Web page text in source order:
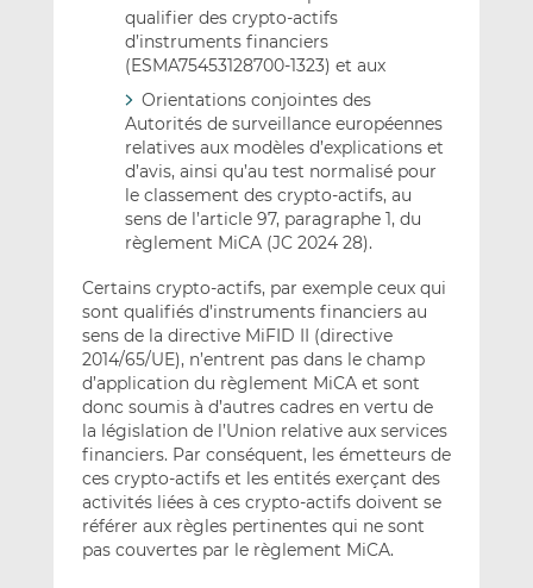
qualifier des crypto-actifs
d’instruments financiers
(ESMA75453128700-1323) et aux
Orientations conjointes des
Autorités de surveillance européennes
relatives aux modèles d’explications et
d’avis, ainsi qu’au test normalisé pour
le classement des crypto-actifs, au
sens de l’article 97, paragraphe 1, du
règlement MiCA (JC 2024 28).
Certains crypto-actifs, par exemple ceux qui
sont qualifiés d’instruments financiers au
sens de la directive MiFID II (directive
2014/65/UE), n’entrent pas dans le champ
d’application du règlement MiCA et sont
donc soumis à d’autres cadres en vertu de
la législation de l’Union relative aux services
financiers. Par conséquent, les émetteurs de
ces crypto-actifs et les entités exerçant des
activités liées à ces crypto-actifs doivent se
référer aux règles pertinentes qui ne sont
pas couvertes par le règlement MiCA.